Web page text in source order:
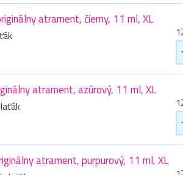
atrament, čierny, 11 ml, XL
atrament, azúrový, 11 ml, XL
atrament, purpurový, 11 ml, XL